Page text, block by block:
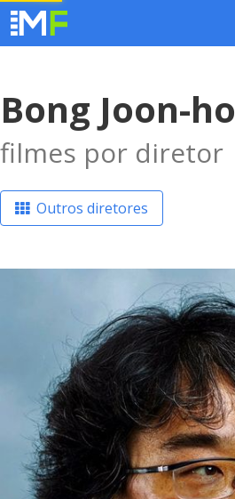
Bong Joon-ho
filmes por diretor
Outros diretores